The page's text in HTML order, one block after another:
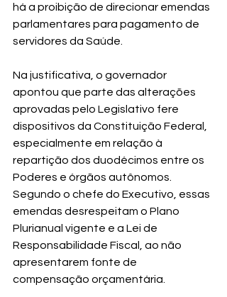
há a proibição de direcionar emendas
parlamentares para pagamento de
servidores da Saúde.
Na justificativa, o governador
apontou que parte das alterações
aprovadas pelo Legislativo fere
dispositivos da Constituição Federal,
especialmente em relação à
repartição dos duodécimos entre os
Poderes e órgãos autônomos.
Segundo o chefe do Executivo, essas
emendas desrespeitam o Plano
Plurianual vigente e a Lei de
Responsabilidade Fiscal, ao não
apresentarem fonte de
compensação orçamentária.